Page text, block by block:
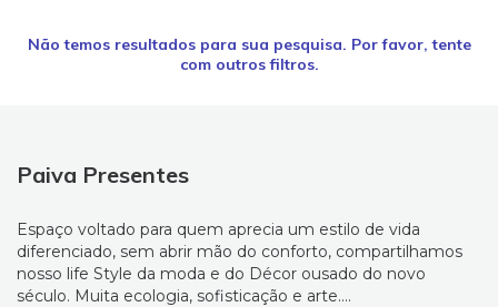
Não temos resultados para sua pesquisa. Por favor, tente
com outros filtros.
Paiva Presentes
Espaço voltado para quem aprecia um estilo de vida
diferenciado, sem abrir mão do conforto, compartilhamos
nosso life Style da moda e do Décor ousado do novo
século. Muita ecologia, sofisticação e arte....